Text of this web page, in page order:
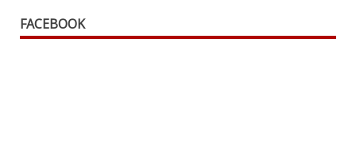
FACEBOOK